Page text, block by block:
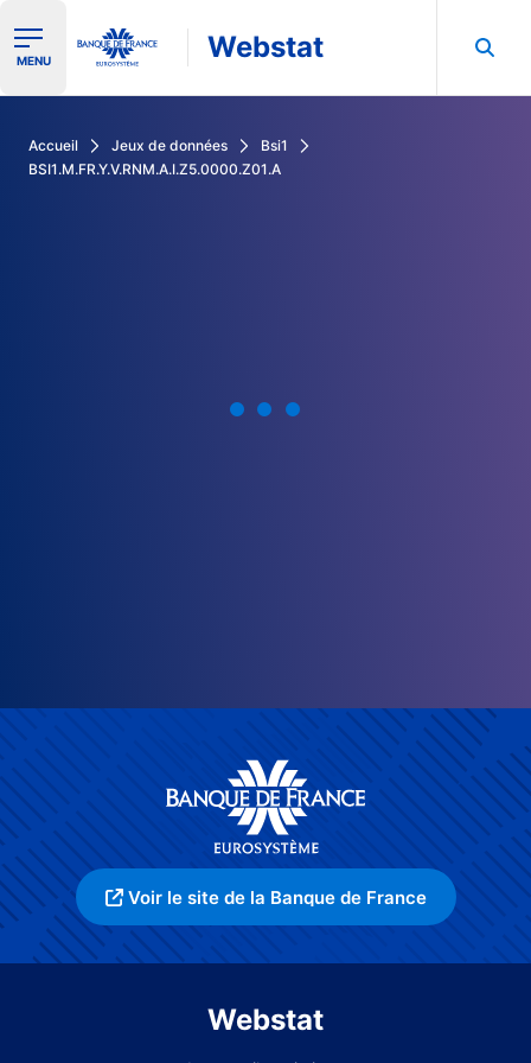
Ouvrir le menu de navigation
MENU Webstat
Accueil Jeux de données
Bsi1
BSI1.M.FR.Y.V.RNM.A.I.Z5.0000.Z01.A
Voir le site de la Banque de France
Webstat